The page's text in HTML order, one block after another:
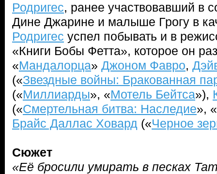
Родригес, ранее участвовавший в
Дине Джарине и малыше Грогу в
Родригес успел побывать и в
«Книги Бобы Фетта», которое он
«Мандалорца» Джоном Фавро,
(«Звездные войны: Бракованная
(«Миллиарды», «Мотель Бейтса»),
(«Смертельная битва: Наследие», «
Брайс Даллас Ховард («Черное
Сюжет
«Её бросили умирать в песках